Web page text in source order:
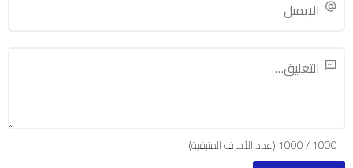
1000
/
1000(عدد الأحرف المتبقية)